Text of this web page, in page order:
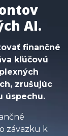
AI.
finančné
kľúčovú
zrušujúc
úspechu.
záväzku k